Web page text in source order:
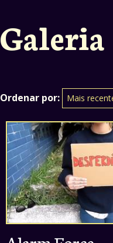
Ordenar por: Mais